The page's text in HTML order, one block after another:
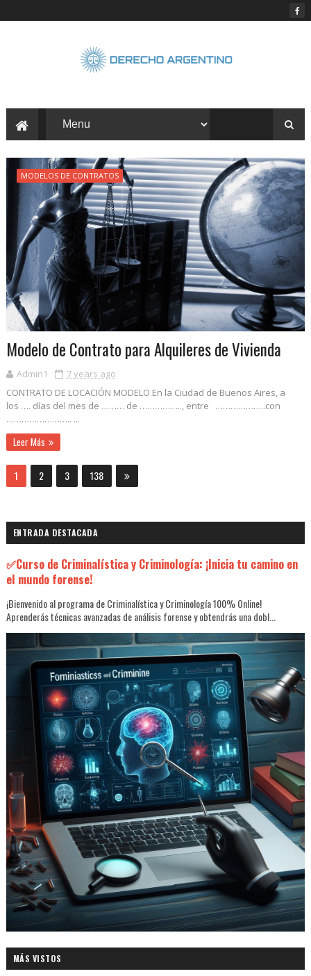
MODELOS DE CONTRATOS
Modelo de Contrato para Alquileres de Vivienda
Admin1
7 years ago
CONTRATO DE LOCACIÓN MODELO En la Ciudad de Buenos Aires, a
los …. días del mes de ……… de …………….., entre ………………..con
…………………….. ...
Leer Más
1 2 3 138
ENTRADA DESTACADA
✅Curso de Criminalística y Criminología: ¡Inicia tu camino en
el mundo forense!
¡Bienvenido al programa de Criminalística y Criminología 100% Online!
Aprenderás técnicas avanzadas de análisis forense y obtendrás una dobl...
MÁS VISTOS